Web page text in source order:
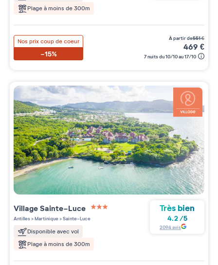
Plage à moins de 300m
Nos prix coup de coeur
-15%
à partir de551€
469 €
7 nuits du 10/10 au 17/10
VillageSainte-Luce
3 étoiles sur 5
Antilles>Martinique>Sainte-Luce
Disponible avec vol
Plage à moins de 300m
Très bien
4.2/5
2094avis